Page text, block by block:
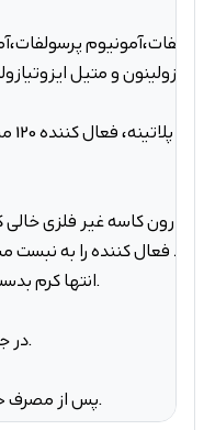
و متیل
را درون کاسه غیر فلزی
فعال کننده را به نبست
انتها کرم بدست آمده رابه موها آغشته نمایید.
در جای خشک و خنک نگهداری شود.
پس از مصرف حتما درب محصول گذاشته شود.